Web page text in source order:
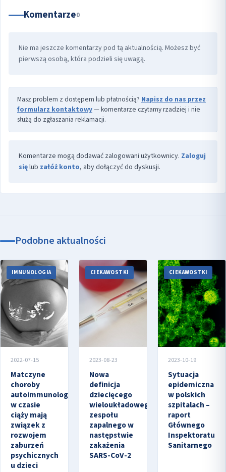
Komentarze0
Nie ma jeszcze komentarzy pod tą aktualnością. Możesz być
pierwszą osobą, która podzieli się uwagą.
Masz problem z dostępem lub płatnością? Napisz do nas przez
formularz kontaktowy— komentarze czytamy rzadziej i nie
służą do zgłaszania reklamacji.
Komentarze mogą dodawać zalogowani użytkownicy. Zaloguj
sięlub załóż konto, aby dołączyć do dyskusji.
Podobne aktualności
IMMUNOLOGIA
2022-07-15
Matczyne
choroby
autoimmunologiczne
w czasie
ciąży mają
związek z
rozwojem
zaburzeń
psychicznych
u dzieci
CIEKAWOSTKI
2023-08-23
Nowa
definicja
dziecięcego
wieloukładowego
zespołu
zapalnego w
następstwie
zakażenia
SARS-CoV-2
CIEKAWOSTKI
2023-10-19
Sytuacja
epidemiczna
w polskich
szpitalach –
raport
Głównego
Inspektoratu
Sanitarnego